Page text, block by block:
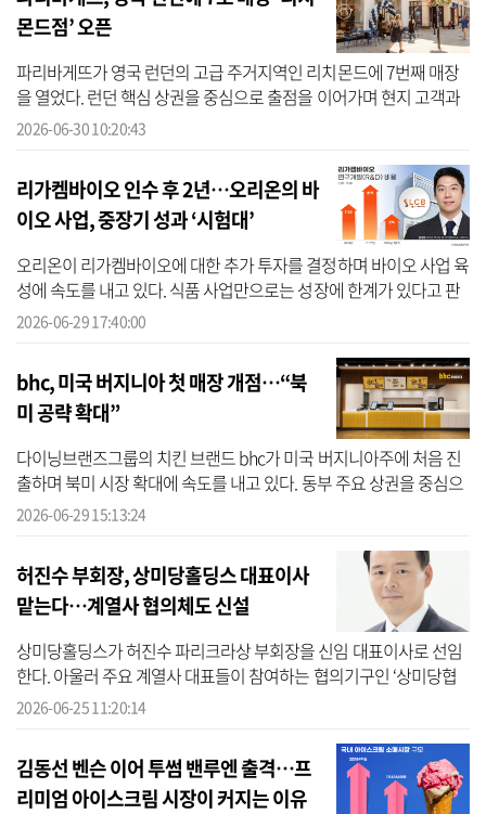
몬드점’ 오픈
파리바게뜨가 영국 런던의 고급 주거지역인 리치몬드에 7번째 매장
을 열었다. 런던 핵심 상권을 중심으로 출점을 이어가며 현지 고객과
의 접점을 확대하고 영국 시장 공략에 속도를 낸다는 계획이다. 30일
2026-06-30 10:20:43
리가켐바이오 인수 후 2년…오리온의 바
이오 사업, 중장기 성과 ‘시험대’
오리온이 리가켐바이오에 대한 추가 투자를 결정하며 바이오 사업 육
성에 속도를 내고 있다. 식품 사업만으로는 성장에 한계가 있다고 판
단해 제과 중심 사업 구조를 넘어 새로운 성장동력을 확보하겠다는
2026-06-29 17:40:00
bhc, 미국 버지니아 첫 매장 개점…“북
미 공략 확대”
다이닝브랜즈그룹의 치킨 브랜드 bhc가 미국 버지니아주에 처음 진
출하며 북미 시장 확대에 속도를 내고 있다. 동부 주요 상권을 중심으
로 브랜드 인지도를 높이고 현지 사업 기반을 강화하기 위한 전략으
2026-06-29 15:13:24
허진수 부회장, 상미당홀딩스 대표이사
맡는다…계열사 협의체도 신설
상미당홀딩스가 허진수 파리크라상 부회장을 신임 대표이사로 선임
한다. 아울러 주요 계열사 대표들이 참여하는 협의기구인 ‘상미당협
의체’를 오는 7월 1일 출범한다. 상미당홀딩스는 25일 허진수 부회장
2026-06-25 11:20:14
김동선 벤슨 이어 투썸 밴루엔 출격…프
리미엄 아이스크림 시장이 커지는 이유